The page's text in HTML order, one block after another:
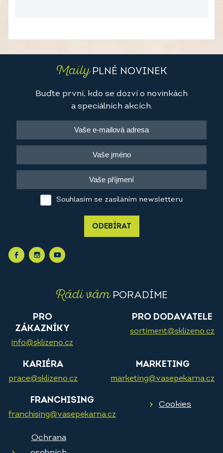
MailyPLNÉ NOVINEK
Buďte první, kdo se dozví o novinkách
a speciálních akcích.
Souhlasím se zasíláním newsletteru
ODEBÍRAT
Rádi vámPORADÍME
PRO
ZÁKAZNÍKY
info@sklizeno.cz
PRO DODAVATELE
sortiment@sklizeno.cz
KARIÉRA
prace@sklizeno.cz
MARKETING
marketing@vasepekarna.cz
FRANCHISING
franchising@vasepekarna.cz
Cookies
Ochrana